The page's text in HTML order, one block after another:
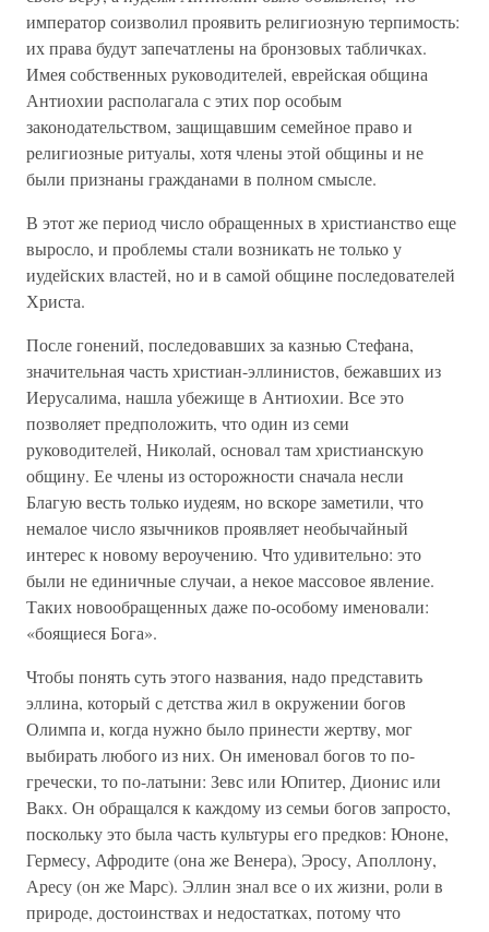
император соизволил проявить религиозную терпимость:
их права будут запечатлены на бронзовых табличках.
Имея собственных руководителей, еврейская община
Антиохии располагала с этих пор особым
законодательством, защищавшим семейное право и
религиозные ритуалы, хотя члены этой общины и не
были признаны гражданами в полном смысле.
В этот же период число обращенных в христианство еще
выросло, и проблемы стали возникать не только у
иудейских властей, но и в самой общине последователей
Христа.
После гонений, последовавших за казнью Стефана,
значительная часть христиан-эллинистов, бежавших из
Иерусалима, нашла убежище в Антиохии. Все это
позволяет предположить, что один из семи
руководителей, Николай, основал там христианскую
общину. Ее члены из осторожности сначала несли
Благую весть только иудеям, но вскоре заметили, что
немалое число язычников проявляет необычайный
интерес к новому вероучению. Что удивительно: это
были не единичные случаи, а некое массовое явление.
Таких новообращенных даже по-особому именовали:
«боящиеся Бога».
Чтобы понять суть этого названия, надо представить
эллина, который с детства жил в окружении богов
Олимпа и, когда нужно было принести жертву, мог
выбирать любого из них. Он именовал богов то по-
гречески, то по-латыни: Зевс или Юпитер, Дионис или
Вакх. Он обращался к каждому из семьи богов запросто,
поскольку это была часть культуры его предков: Юноне,
Гермесу, Афродите (она же Венера), Эросу, Аполлону,
Аресу (он же Марс). Эллин знал все о их жизни, роли в
природе, достоинствах и недостатках, потому что